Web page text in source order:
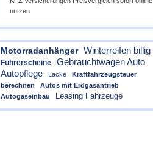
nutzen
Motorradanhänger Winterreifen billig
Führerscheine
Gebrauchtwagen Auto
Autopflege
Lacke
Kraftfahrzeugsteuer
berechnen
Autos mit Erdgasantrieb
Autogaseinbau
Leasing Fahrzeuge